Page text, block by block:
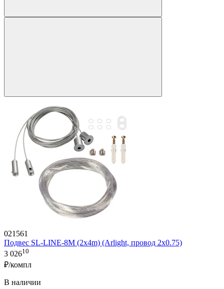
021561
Подвес SL-LINE-8M (2x4m) (Arlight, провод 2x0.75)
3 02610
₽/компл
В наличии